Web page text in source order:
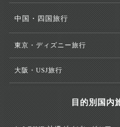
中国・四国旅行
東京・ディズニー旅行
大阪・USJ旅行
目的別国内